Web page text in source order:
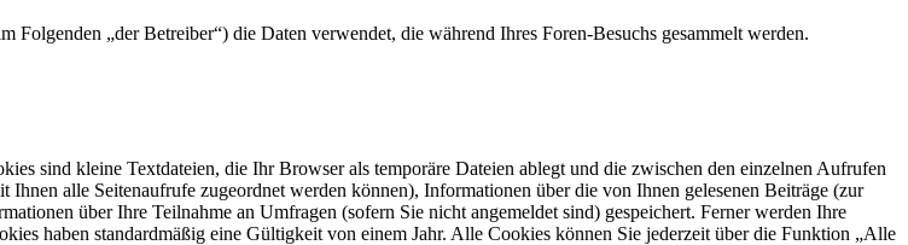
„der Betreiber“) die Daten verwendet, die während Ihres Foren-Besuchs gesammelt werden.
sind kleine Textdateien, die Ihr Browser als temporäre Dateien ablegt und die zwischen den einzelnen Aufrufen
alle Seitenaufrufe zugeordnet werden können), Informationen über die von Ihnen gelesenen Beiträge (zur
über Ihre Teilnahme an Umfragen (sofern Sie nicht angemeldet sind) gespeichert. Ferner werden Ihre
haben standardmäßig eine Gültigkeit von einem Jahr. Alle Cookies können Sie jederzeit über die Funktion „Alle